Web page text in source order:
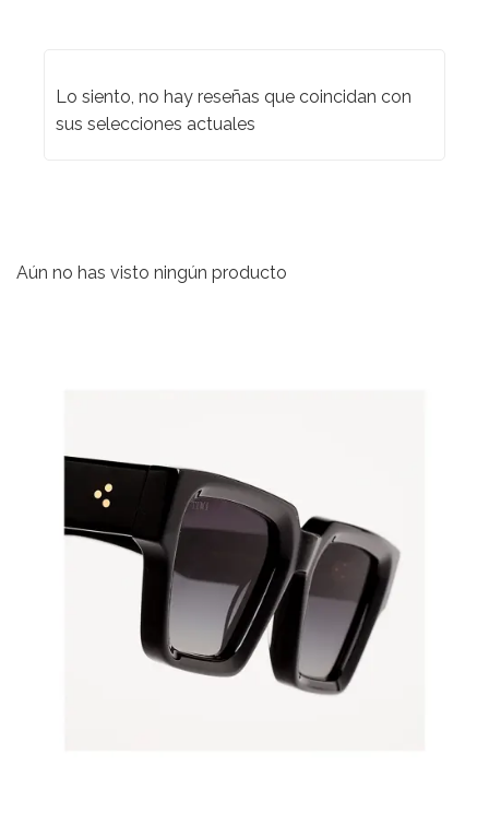
Lo siento, no hay reseñas que coincidan con
sus selecciones actuales
Aún no has visto ningún producto